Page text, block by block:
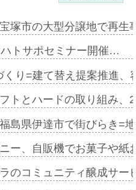
塚市の大型分譲地で再
トサポセミナー開催…
くり=建て替え提案推進
トとハードの取り組み
島県伊達市で街びらき=
ー、自販機でお菓子や
ラのコミュニティ醸成サ